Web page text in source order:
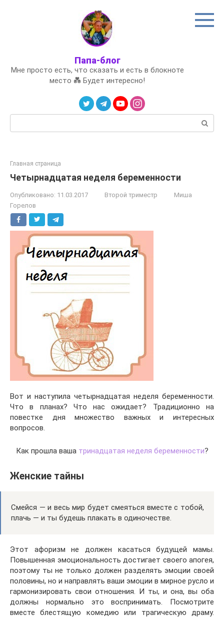
Папа-блог
Мне просто есть, что сказать и есть в блокноте
место 💑 Будет интересно!
Главная страница
Четырнадцатая неделя беременности
Опубликовано: 11.03.2017 Второй триместр
Миша
Горелов
Вот и наступила четырнадцатая неделя беременности.
Что в планах? Что нас ожидает? Традиционно на
повестке дня множество важных и интересных
вопросов.
Как прошла ваша тринадцатая неделя беременности?
Женские тайны
Смейся — и весь мир будет смеяться вместе с тобой,
плачь — и ты будешь плакать в одиночестве.
Этот афоризм не должен касаться будущей мамы.
Повышенная эмоциональность достигает своего апогея,
поэтому ты не только должен разделять эмоции своей
половины, но и направлять ваши эмоции в мирное русло и
гармонизировать свои отношения. И ты, и она, вы оба
должны нормально это воспринимать. Посмотрите
вместе блестящую комедию или трагическую драму.